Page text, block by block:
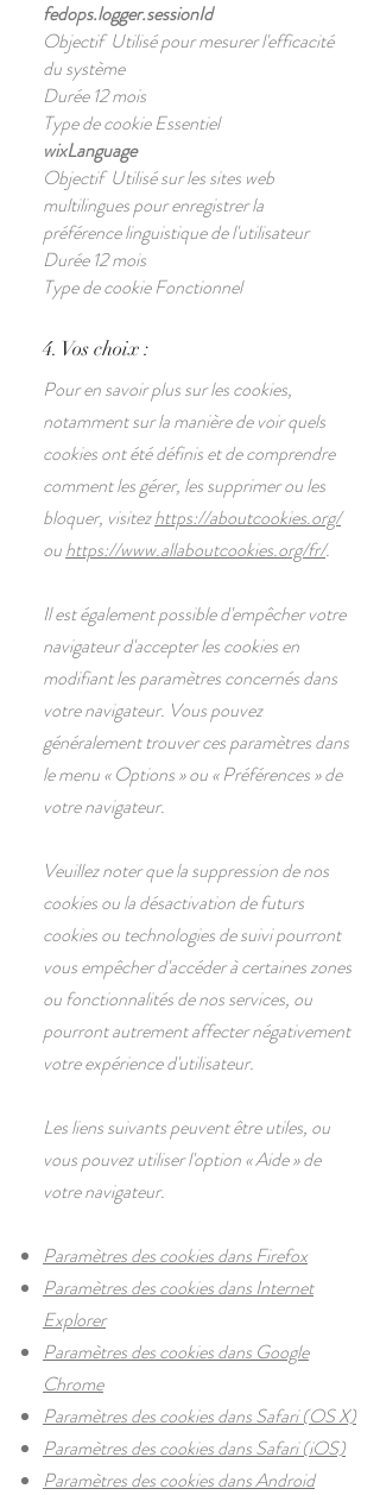
fedops.logger.sessionId
Objectif Utilisé pour mesurer l'efficacité
du système
Durée 12 mois
Type de cookie Essentiel
wixLanguage
Objectif Utilisé sur les sites web
multilingues pour enregistrer la
préférence linguistique de l'utilisateur
Durée 12 mois
Type de cookie Fonctionnel
4. Vos choix :
Pour en savoir plus sur les cookies,
notamment sur la manière de voir quels
cookies ont été définis et de comprendre
comment les gérer, les supprimer ou les
bloquer, visitezhttps://aboutcookies.org/
ouhttps://www.allaboutcookies.org/fr/.
Il est également possible d'empêcher votre
navigateur d'accepter les cookies en
modifiant les paramètres concernés dans
votre navigateur. Vous pouvez
généralement trouver ces paramètres dans
le menu«Options»ou«Préférences»de
votre navigateur.
Veuillez noter que la suppression de nos
cookies ou la désactivation de futurs
cookies ou technologies de suivi pourront
vous empêcher d'accéder à certaines zones
ou fonctionnalités de nos services, ou
pourront autrement affecter négativement
votre expérience d'utilisateur.
Les liens suivants peuvent être utiles, ou
vous pouvez utiliser l'option«Aide»de
votre navigateur.
Paramètres des cookies dans Firefox
Paramètres des cookies dans Internet
Explorer
Paramètres des cookies dans Google
Chrome
Paramètres des cookies dans Safari (OS X)
Paramètres des cookies dans Safari (iOS)
Paramètres des cookies dans Android